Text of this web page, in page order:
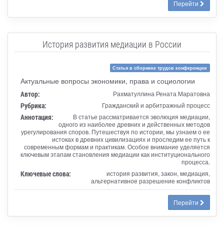
Перейти
История развития медиации в России
Статья в сборнике трудов конференции
Актуальные вопросы экономики, права и социологии
Автор: Рахматуллина Рената Маратовна
Рубрика: Гражданский и арбитражный процесс
Аннотация:
В статье рассматривается эволюция медиации,
одного из наиболее древних и действенных методов
урегулирования споров. Путешествуя по истории, мы узнаем о ее
истоках в древних цивилизациях и проследим ее путь к
современным формам и практикам. Особое внимание уделяется
ключевым этапам становления медиации как институционального
процесса.
Ключевые слова:
история развития, закон, медиация,
альтернативное разрешение конфликтов
Перейти